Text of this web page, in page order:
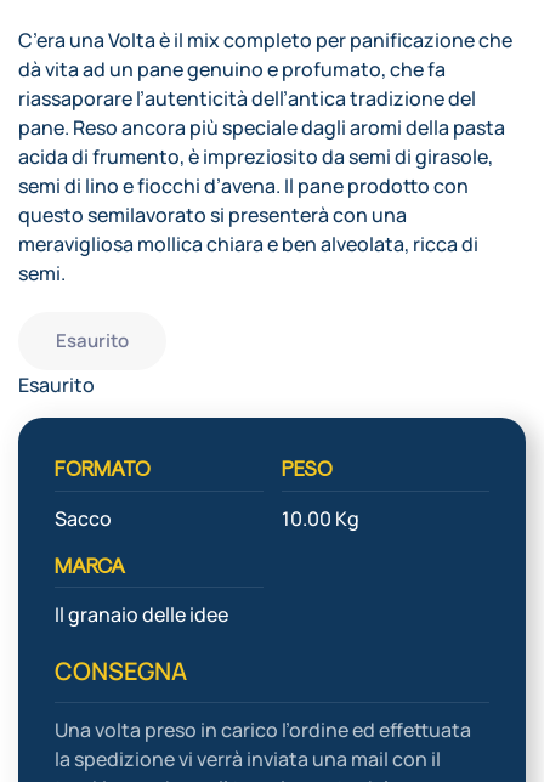
C’era una Volta è il mix completo per panificazione che
dà vita ad un pane genuino e profumato, che fa
riassaporare l’autenticità dell’antica tradizione del
pane. Reso ancora più speciale dagli aromi della pasta
acida di frumento, è impreziosito da semi di girasole,
semi di lino e fiocchi d’avena. Il pane prodotto con
questo semilavorato si presenterà con una
meravigliosa mollica chiara e ben alveolata, ricca di
semi.
Esaurito
Esaurito
FORMATO
Sacco
PESO
10.00 Kg
MARCA
Il granaio delle idee
CONSEGNA
Una volta preso in carico l’ordine ed effettuata
la spedizione vi verrà inviata una mail con il